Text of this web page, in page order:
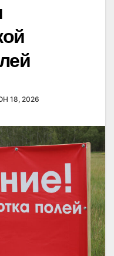
18, 2026